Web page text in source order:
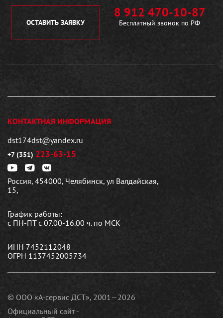
ОСТАВИТЬ ЗАЯВКУ
8 912 470-10-87
Бесплатный звонок по РФ
КОНТАКТНАЯ ИНФОРМАЦИЯ
dst174dst@yandex.ru
+7 (351) 223-63-15
Россия, 454000, Челябинск, ул Валдайская,
15,
График работы:
с ПН-ПТ с 07.00-16.00 ч. по МСК
ИНН 7452112048
ОГРН 1137452005734
© ООО «А-сервис ДСТ», 2001—2026
Официальный сайт -